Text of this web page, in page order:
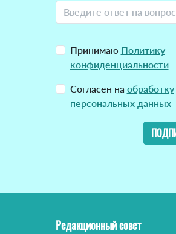
Принимаю Политику
конфиденциальности
Согласен на обработку
персональных данных
Редакционный совет